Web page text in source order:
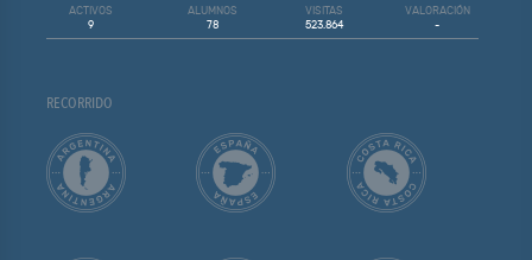
ACTIVOS
9
ALUMNOS
78
VISITAS
523.864
VALORACIÓN
-
RECORRIDO